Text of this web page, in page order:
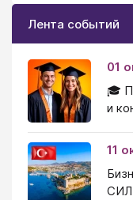
Лента событий
01
🎓
и
11